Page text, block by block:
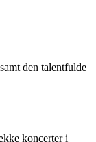
den talentfulde
koncerter i